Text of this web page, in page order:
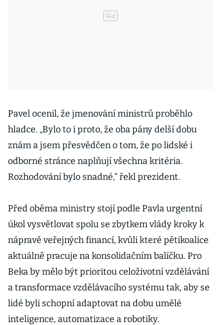
Pavel ocenil, že jmenování ministrů proběhlo
hladce. „Bylo to i proto, že oba pány delší dobu
znám a jsem přesvědčen o tom, že po lidské i
odborné stránce naplňují všechna kritéria.
Rozhodování bylo snadné,“ řekl prezident.
Před oběma ministry stojí podle Pavla urgentní
úkol vysvětlovat spolu se zbytkem vlády kroky k
nápravě veřejných financí, kvůli které pětikoalice
aktuálně pracuje na konsolidačním balíčku. Pro
Beka by mělo být prioritou celoživotní vzdělávání
a transformace vzdělávacího systému tak, aby se
lidé byli schopní adaptovat na dobu umělé
inteligence, automatizace a robotiky.